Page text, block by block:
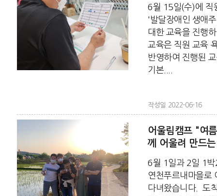
6월 15일(수)에 직
'발달장애인 생애
대한 교육을 진행
교육은 직원 교육
반영하여 진행된
기본....
작성일 2022-06-16
어울림캠프 "여
께 어울려 만드
6월 1일과 2일 1박
연천푸르내마을로
다녀왔습니다. 도